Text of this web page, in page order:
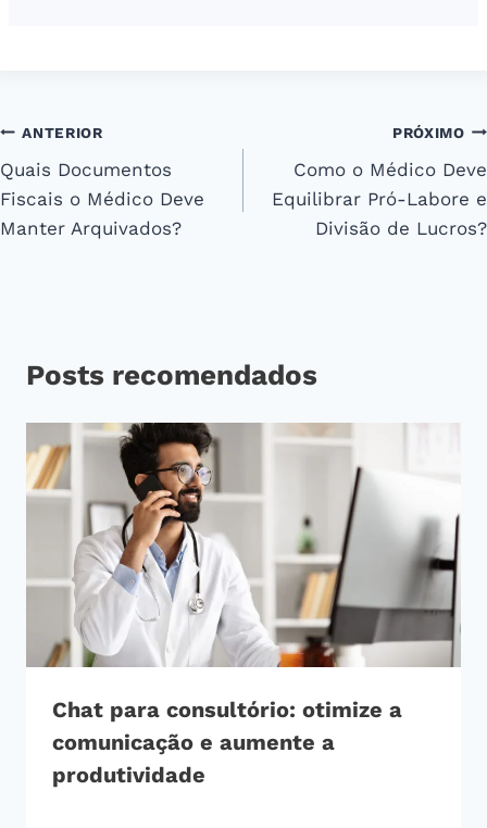
Navegação
de
Post
ANTERIOR
Quais Documentos
Fiscais o Médico Deve
Manter Arquivados?
PRÓXIMO
Como o Médico Deve
Equilibrar Pró-Labore e
Divisão de Lucros?
Posts recomendados
Chat para consultório: otimize a
comunicação e aumente a
produtividade